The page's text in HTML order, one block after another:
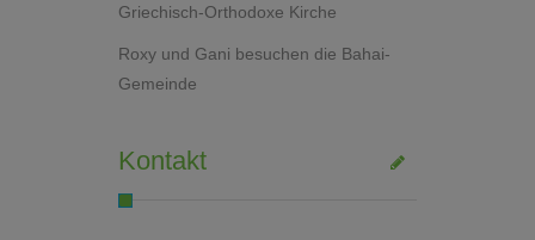
Griechisch-Orthodoxe Kirche
Roxy und Gani besuchen die Bahai-
Gemeinde
Kontakt